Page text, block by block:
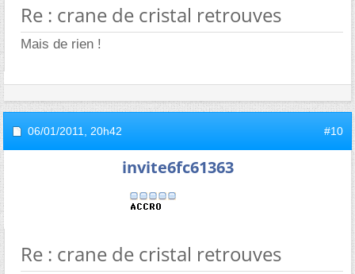
Re : crane de cristal retrouves
Mais de rien !
06/01/2011, 20h42 #10
invite6fc61363
Re : crane de cristal retrouves